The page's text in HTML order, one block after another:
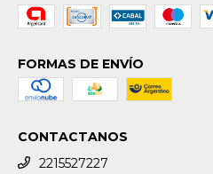
FORMAS DE ENVÍO
CONTACTANOS
2215527227